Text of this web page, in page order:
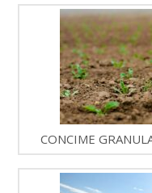
CONCIME